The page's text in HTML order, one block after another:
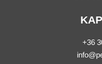
+36